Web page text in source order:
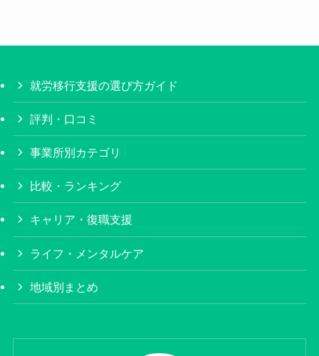
就労移行支援の選び方ガイド
評判・口コミ
事業所別カテゴリ
比較・ランキング
キャリア・復職支援
ライフ・メンタルケア
地域別まとめ